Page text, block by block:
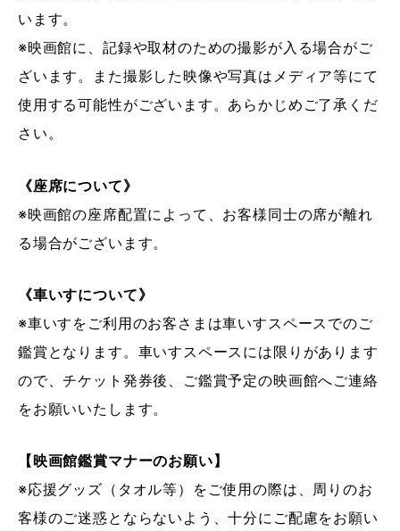
います。
※映画館に、記録や取材のための撮影が入る場合がご
ざいます。また撮影した映像や写真はメディア等にて
使用する可能性がございます。あらかじめご了承くだ
さい。
《座席について》
※映画館の座席配置によって、お客様同士の席が離れ
る場合がございます。
《車いすについて》
※車いすをご利用のお客さまは車いすスペースでのご
鑑賞となります。車いすスペースには限りがあります
ので、チケット発券後、ご鑑賞予定の映画館へご連絡
をお願いいたします。
【映画館鑑賞マナーのお願い】
※応援グッズ（タオル等）をご使用の際は、周りのお
客様のご迷惑とならないよう、十分にご配慮をお願い